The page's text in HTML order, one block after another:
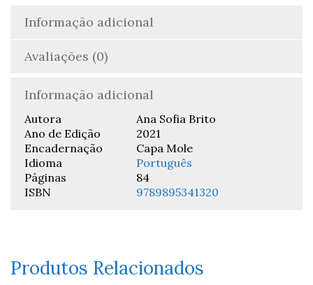
Informação adicional
Avaliações (0)
Informação adicional
Autora
Ana Sofia Brito
Ano de Edição
2021
Encadernação
Capa Mole
Idioma
Português
Páginas
84
ISBN
9789895341320
Produtos Relacionados